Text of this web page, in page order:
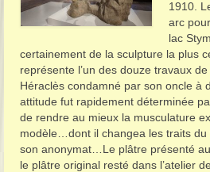
1910.
arc
lac
certainement de la sculpture la plus
représente l’un des douze travaux
Héraclès condamné par son oncle à
attitude fut rapidement déterminée
de rendre au mieux la musculature
modèle…dont il changea les traits
son anonymat…Le plâtre présenté
le plâtre original resté dans l’atelier de